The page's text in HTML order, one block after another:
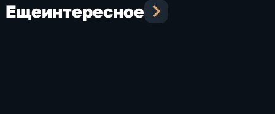
Ещеинтересное